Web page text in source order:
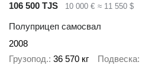
106 500 TJS
10 000 € ≈ 11 550 $
Полуприцеп самосвал
2008
Грузопод. 36 570 кг Подвеска